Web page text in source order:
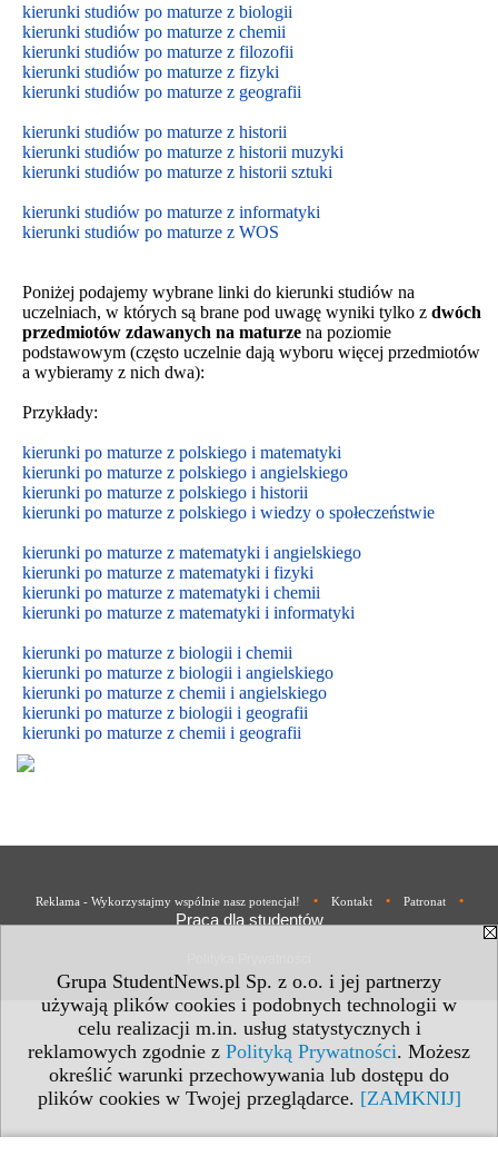
Grupa StudentNews.pl Sp. z o.o. i jej partnerzy
używają plików cookies i podobnych technologii w
celu realizacji m.in. usług statystycznych i
reklamowych zgodnie z Polityką Prywatności. Możesz
określić warunki przechowywania lub dostępu do
plików cookies w Twojej przeglądarce. [ZAMKNIJ]
kierunki studiów po maturze z biologii
kierunki studiów po maturze z chemii
kierunki studiów po maturze z filozofii
kierunki studiów po maturze z fizyki
kierunki studiów po maturze z geografii
kierunki studiów po maturze z historii
kierunki studiów po maturze z historii muzyki
kierunki studiów po maturze z historii sztuki
kierunki studiów po maturze z informatyki
kierunki studiów po maturze z WOS
Poniżej podajemy wybrane linki do kierunki studiów na
uczelniach, w których są brane pod uwagę wyniki tylko z dwóch
przedmiotów zdawanych na maturze na poziomie
podstawowym (często uczelnie dają wyboru więcej przedmiotów
a wybieramy z nich dwa):
Przykłady:
kierunki po maturze z polskiego i matematyki
kierunki po maturze z polskiego i angielskiego
kierunki po maturze z polskiego i historii
kierunki po maturze z polskiego i wiedzy o społeczeństwie
kierunki po maturze z matematyki i angielskiego
kierunki po maturze z matematyki i fizyki
kierunki po maturze z matematyki i chemii
kierunki po maturze z matematyki i informatyki
kierunki po maturze z biologii i chemii
kierunki po maturze z biologii i angielskiego
kierunki po maturze z chemii i angielskiego
kierunki po maturze z biologii i geografii
kierunki po maturze z chemii i geografii
Reklama - Wykorzystajmy wspólnie nasz potencjał! • Kontakt • Patronat •
Praca dla studentów